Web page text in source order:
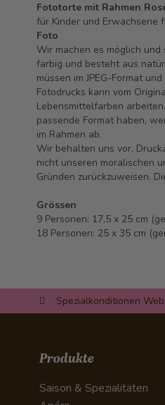
Fototorte mit Rahmen
für Kinder und Erwachsene
Foto
Wir machen es möglich und
farbig und besteht aus
müssen im JPEG-Format
Fotodrucks kann vom
Lebensmittelfarben
passende Format haben,
im Rahmen ab.
Wir behalten uns vor,
nicht unseren moralischen
Gründen zurückzuweisen.
Grössen
9 Personen: 17,5 x 25 cm
18 Personen: 25 x 35 cm
Spezialkonditionen
Produkte
Saison & Spezialitäten